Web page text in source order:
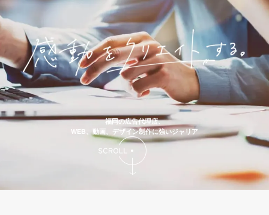
福岡の広告代理店、
WEB、動画、デザイン制作に強いジャリア